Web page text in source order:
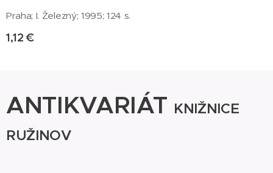
Praha; I. Železný; 1995; 124 s.
1,12 €
ANTIKVARIÁT KNIŽNICE
RUŽINOV